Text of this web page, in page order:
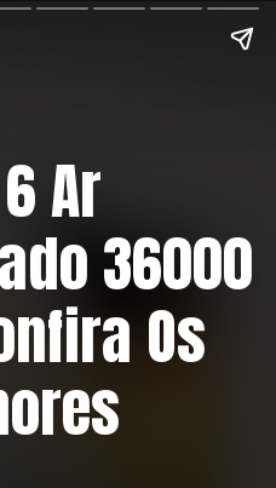
Ar
36000
Os